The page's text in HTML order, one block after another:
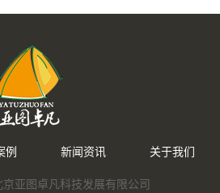
例 新闻资讯 关于我们
京亚图卓凡科技发展有限公司